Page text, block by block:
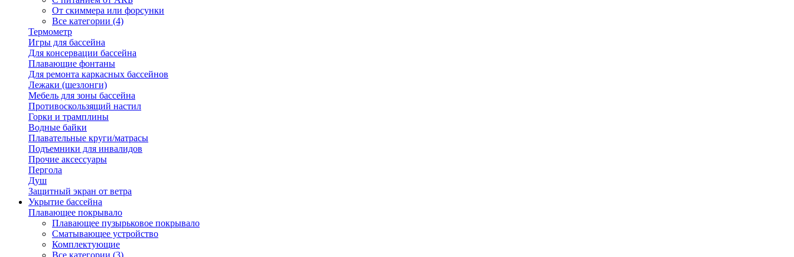
От скиммера или форсунки
Все категории (4)
Термометр
Игры для бассейна
Для консервации бассейна
Плавающие фонтаны
Для ремонта каркасных бассейнов
Лежаки (шезлонги)
Мебель для зоны бассейна
Противоскользящий настил
Горки и трамплины
Водные байки
Плавательные круги/матрасы
Подъемники для инвалидов
Прочие аксессуары
Пергола
Душ
Защитный экран от ветра
Укрытие бассейна
Плавающее покрывало
Плавающее пузырьковое покрывало
Сматывающее устройство
Комплектующие
Все категории (3)